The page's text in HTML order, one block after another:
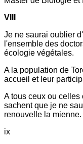
VIII
Je ne saurai oublier
l'ensemble des
écologie végétales.
A la population de
accueil et leur
A tous ceux ou
sachent que je ne
renouvelle la mienne.
ix